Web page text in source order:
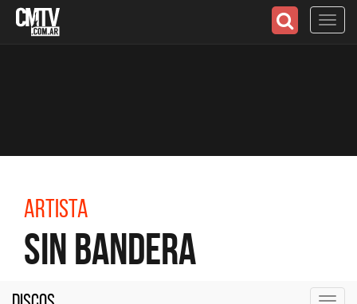
Artista
Sin Bandera